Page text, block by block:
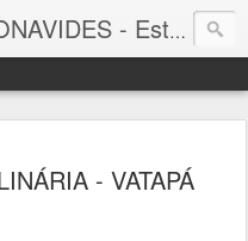
ARQUIVO MARCELO BONAVIDES - Estrelas que nunca se Apagam -
- VATAPÁ